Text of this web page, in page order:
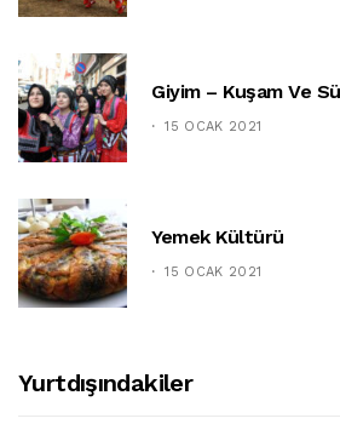
Giyim – Kuşam Ve
15 OCAK 2021
Yemek Kültürü
15 OCAK 2021
Yurtdışındakiler